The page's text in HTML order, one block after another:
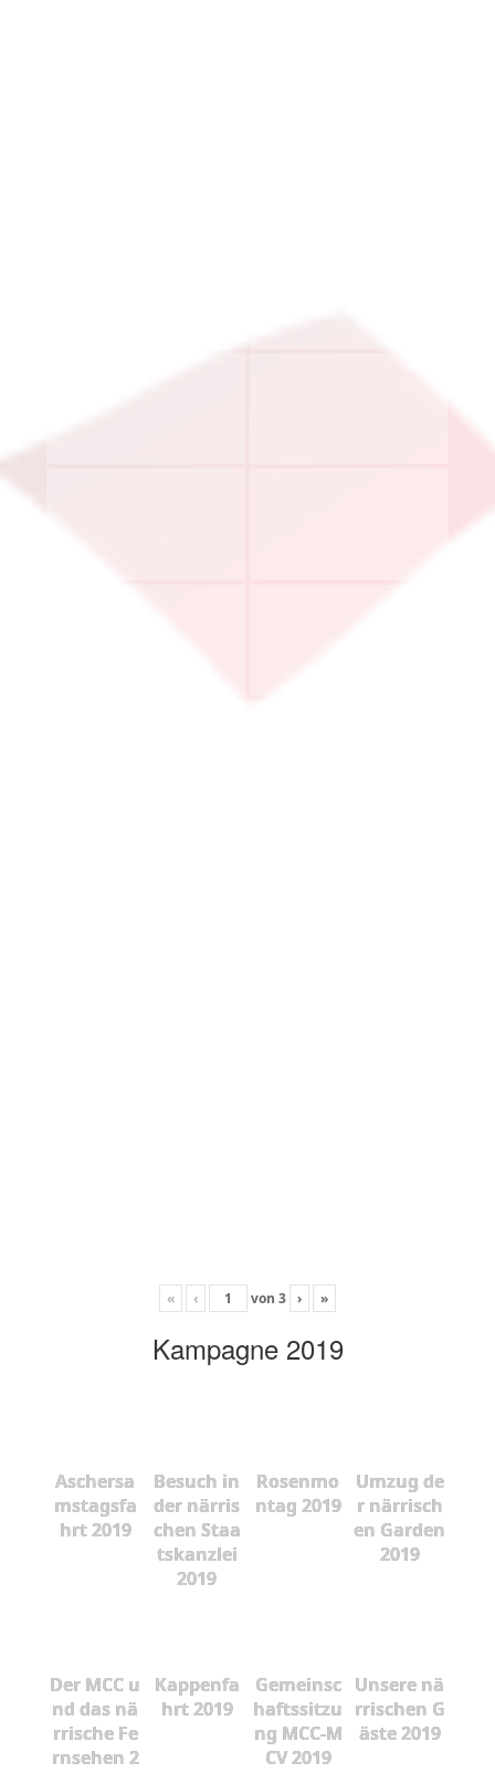
« ‹ von 3 › »
Kampagne 2019
Aschersa
mstagsfa
hrt 2019
Besuch in
der närris
chen Staa
tskanzlei
2019
Rosenmo
ntag 2019
Umzug de
r närrisch
en Garden
2019
Der MCC u
nd das nä
rrische Fe
rnsehen 2
Kappenfa
hrt 2019
Gemeinsc
haftssitzu
ng MCC-M
CV 2019
Unsere nä
rrischen G
äste 2019